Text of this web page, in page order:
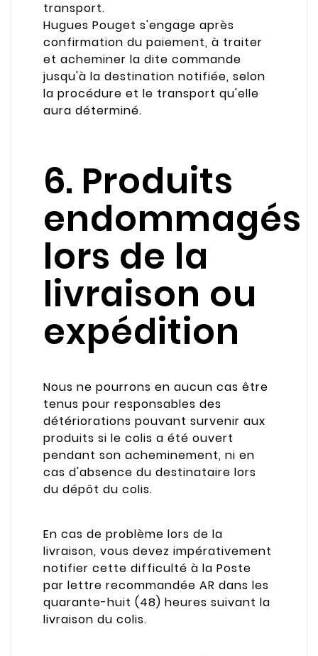
transport.
Hugues Pouget s'engage après
confirmation du paiement, à traiter
et acheminer la dite commande
jusqu'à la destination notifiée, selon
la procédure et le transport qu'elle
aura déterminé.
6. Produits
endommagés
lors de la
livraison ou
expédition
Nous ne pourrons en aucun cas être
tenus pour responsables des
détériorations pouvant survenir aux
produits si le colis a été ouvert
pendant son acheminement, ni en
cas d'absence du destinataire lors
du dépôt du colis.
En cas de problème lors de la
livraison, vous devez impérativement
notifier cette difficulté à la Poste
par lettre recommandée AR dans les
quarante-huit (48) heures suivant la
livraison du colis.